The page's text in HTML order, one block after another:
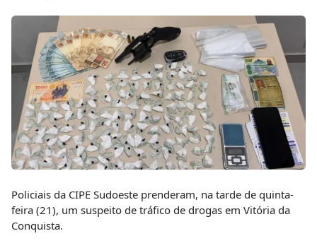
Policiais da CIPE Sudoeste prenderam, na tarde de quinta-
feira (21), um suspeito de tráfico de drogas em Vitória da
Conquista.